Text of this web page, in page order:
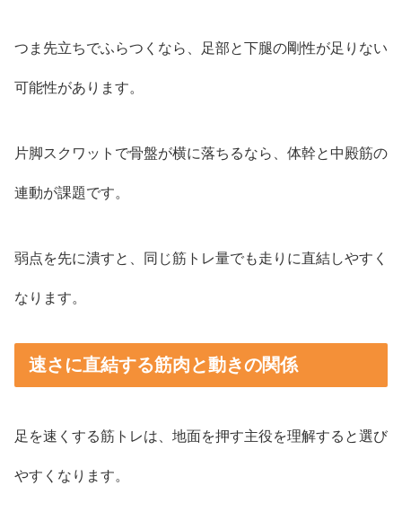
つま先立ちでふらつくなら、足部と下腿の剛性が足りない
可能性があります。
片脚スクワットで骨盤が横に落ちるなら、体幹と中殿筋の
連動が課題です。
弱点を先に潰すと、同じ筋トレ量でも走りに直結しやすく
なります。
速さに直結する筋肉と動きの関係
足を速くする筋トレは、地面を押す主役を理解すると選び
やすくなります。